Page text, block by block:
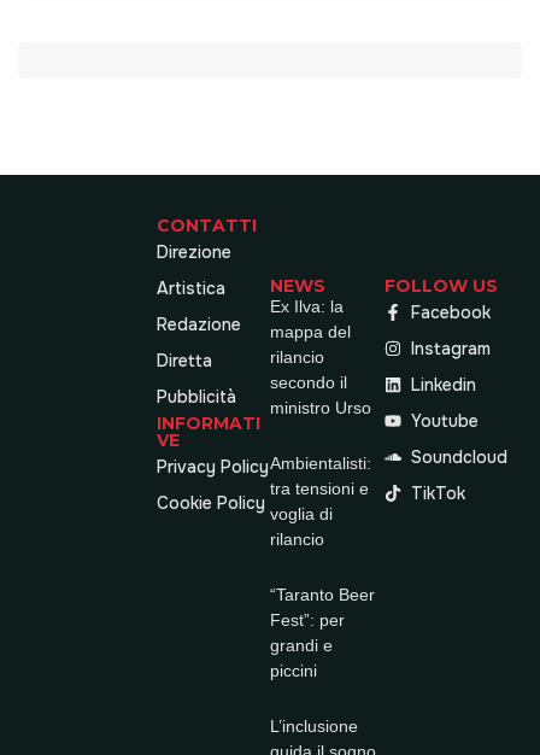
CONTATTI
Direzione
Artistica
Redazione
Diretta
Pubblicità
INFORMATI
VE
Privacy Policy
Cookie Policy
NEWS
Ex Ilva: la
mappa del
rilancio
secondo il
ministro Urso
Ambientalisti:
tra tensioni e
voglia di
rilancio
“Taranto Beer
Fest”: per
grandi e
piccini
L’inclusione
guida il sogno
FOLLOW US
Facebook
Instagram
Linkedin
Youtube
Soundcloud
TikTok